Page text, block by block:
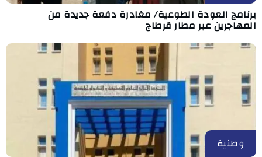
برنامج العودة الطوعية/ مغادرة دفعة جديدة من
المهاجرين عبر مطار قرطاج
وطنية